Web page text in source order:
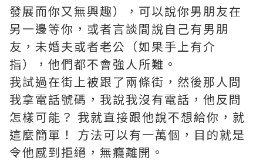
發展而你又無興趣），可以說你男朋友在
另一邊等你，或者言談間說自己有男朋
友，未婚夫或者老公（如果手上有介
指），他們都不會強人所難。
我試過在街上被跟了兩條街，然後那人問
我拿電話號碼，我說我沒有電話，他反問
怎樣可能？ 我就直接跟他說不想給你，就
這麼簡單！ 方法可以有一萬個，目的就是
令他感到拒絕，無癮離開。